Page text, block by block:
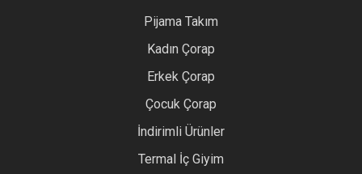
Pijama Takım
Kadın Çorap
Erkek Çorap
Çocuk Çorap
İndirimli Ürünler
Termal İç Giyim